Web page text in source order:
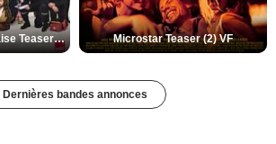
De la Comédie-Française Teaser (3) VF Microstar Teaser (2) VF
Dernières bandes annonces